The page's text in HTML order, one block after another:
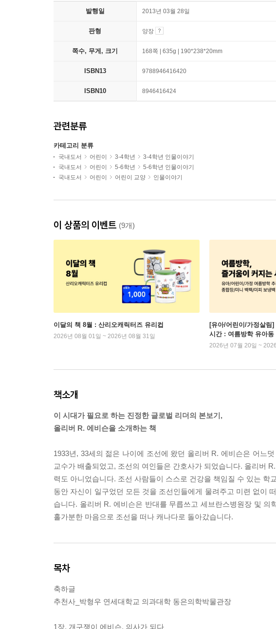
발행일 2013년 03월 28일
판형 양장
쪽수, 무게, 크기 168쪽 | 635g | 190*238*20mm
ISBN13 9788946416420
ISBN10 8946416424
관련분류
카테고리 분류
국내도서 어린이 3-4학년
3-4학년 인물이야기
국내도서
어린이 5-6학년
5-6학년 인물이야기
국내도서
어린이 어린이 교양 인물이야기
이 상품의 이벤트 (9개)
이달의 책 8월 : 산리오캐릭터즈 유리컵
2026년 08월 01일 ~ 2026년 08월 31일
[유아/어린이/가정살림
시간 : 여름방학 유아동
2026년 07월 20일 ~
책소개
이 시대가 필요로 하는 진정한 글로벌 리더의 본보기,
올리버 R. 에비슨을 소개하는 책
1933년, 33세의 젊은 나이에 조선에 왔던 올리버 R. 에비슨은 어느
교수가 배출되었고, 조선의 여인들은 간호사가 되었습니다. 올리버
력도 아니었습니다. 조선 사람들이 스스로 건강을 책임질 수 있는
동안 자신이 일구었던 모든 것을 조선인들에게 물려주고 미련 없이
습니다. 올리버 R. 에비슨은 반대를 무릅쓰고 세브란스병원장 및
홀가분한 마음으로 조선을 떠나 캐나다로 돌아갔습니다.
목차
축하글
추천사_박형우 연세대학교 의과대학 동은의학박물관장
1장. 개구쟁이 에비슨, 의사가 되다